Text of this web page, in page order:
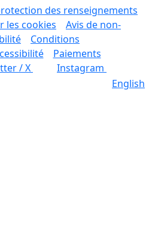
des renseignements
les cookies
Avis de non-
Conditions
Paiements
/ X
Instagram
English